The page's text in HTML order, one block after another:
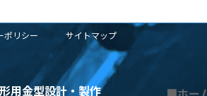
ポリシー サイトマップ
用金型設計・製作